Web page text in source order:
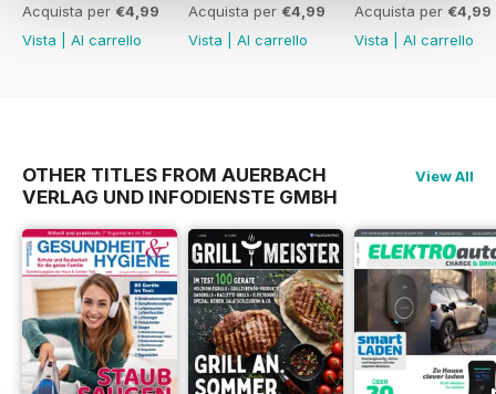
Acquista per €4,99
Vista
Al carrello
Acquista per €4,99
Vista
Al carrello
Acquista per €4,99
Vista
Al carrello
OTHER TITLES FROM AUERBACH
VERLAG UND INFODIENSTE GMBH
View All